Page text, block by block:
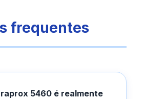
frequentes
5460 é realmente